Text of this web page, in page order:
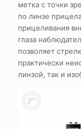
метка с точки
по линзе
прицеливания
глаза
позволяет
практически
линзой, так и